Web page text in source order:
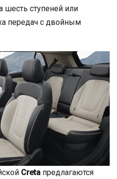
шесть ступеней или
передач с двойным
Creta предлагаются